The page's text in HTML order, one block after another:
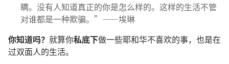
瞒。没有人知道真正的你是怎么样的。这样的生活不管
对谁都是一种欺骗。”——埃琳
你知道吗？ 就算你私底下做一些耶和华不喜欢的事，也是在
过双面人的生活。